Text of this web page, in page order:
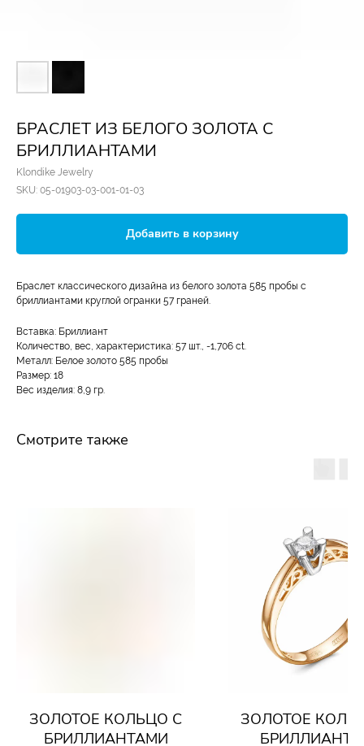
БРАСЛЕТ ИЗ БЕЛОГО ЗОЛОТА С
БРИЛЛИАНТАМИ
Klondike Jewelry
SKU: 05-01903-03-001-01-03
Добавить в корзину
Браслет классического дизайна из белого золота 585 пробы с
бриллиантами круглой огранки 57 граней.
Вставка: Бриллиант
Количество, вес, характеристика: 57 шт., -1,706 ct.
Металл: Белое золото 585 пробы
Размер: 18
Вес изделия: 8,9 гр.
Смотрите также
ЗОЛОТОЕ КОЛЬЦО С
БРИЛЛИАНТАМИ
ЗОЛОТОЕ